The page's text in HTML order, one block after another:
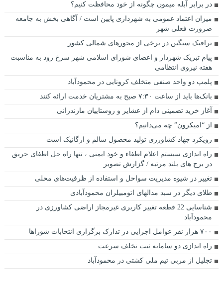
در برابر آبله میمون چگونه از خود محافظت کنیم؟
میزان اعتماد عمومی به شهرداری پایین است / آگاهی بخش به جامعه
ضرورت فعلی شهر
ترافیک سنگین در برخی از محور‌های شمالی کشور
پیام تبریک شهردار و اعضای شورای اسلامی شهر سرخ رود به مناسبت
هفته نیروی انتظامی
پلمپ دو واحد صنفی متخلف کرونایی در محمودآباد
بانک‌ها باید از ساعت ۷:۳۰ صبح به مشتریان خدمت ارائه کنند
آغاز خرید تضمینی دام از عشایر و روستاییان مازندرانی
از “امیکرون” چه می‌دانیم؟
رویکرد جهاد کشاورزی تولید محصول سالم و ارگانیک است
راه اندازی سیستم اعلام اطفاء و خود ایمنی ، تنها راه حل اطفای حریق
در برج های بلند مرتبه / گزارش تصویر
تغییر در شیوه مدیریت سواحل و استفاده از ظرفیت‌های محلی
طلای دیگر در سبد مدالهای اتومبیلران محمودآبادی
شناسایی 22 قطعه تغییر کاربری غیرمجاز اراضی کشاورزی در
محمودآباد
۷۰۰ هزار نفر عوامل اجرایی در تدارک برگزاری انتخابات شورا‌ها
راه اندازی دو سامانه ثبت تخلف سرعت
تجلیل از مربی تیم ملی کشتی در محمودآباد